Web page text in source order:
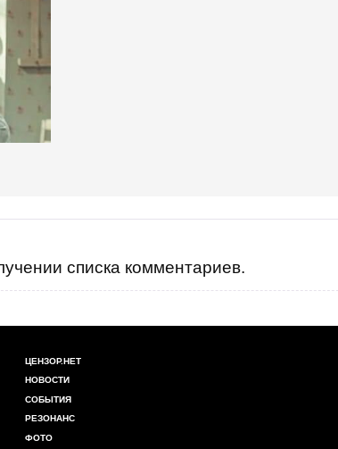
списка комментариев.
ЦЕНЗОР.НЕТ
НОВОСТИ
СОБЫТИЯ
РЕЗОНАНС
ФОТО